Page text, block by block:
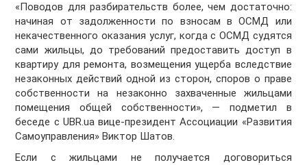
«Поводов для разбирательств более, чем достаточно:
начиная от задолженности по взносам в ОСМД или
некачественного оказания услуг, когда с ОСМД судятся
сами жильцы, до требований предоставить доступ в
квартиру для ремонта, возмещения ущерба вследствие
незаконных действий одной из сторон, споров о праве
собственности на незаконно захваченные жильцами
помещения общей собственности», — подметил в
беседе с UBR.ua вице-президент Ассоциации «Развития
Самоуправления» Виктор Шатов.
Если с жильцами не получается договориться